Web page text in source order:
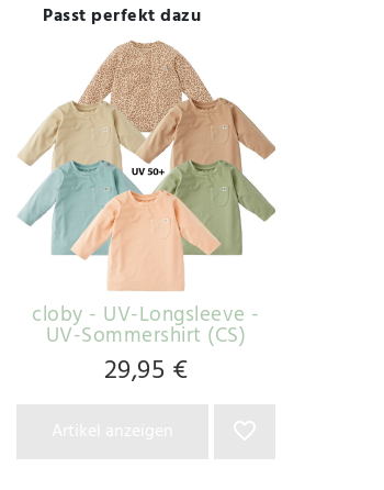
Passt perfekt dazu
cloby - UV-Longsleeve -
UV-Sommershirt (CS)
29,95 €